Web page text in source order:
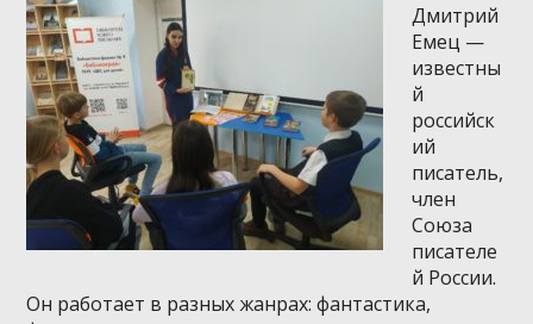
Дмитрий
Емец —
известны
й
российск
ий
писатель,
член
Союза
писателе
й России.
Он работает в разных жанрах: фантастика,